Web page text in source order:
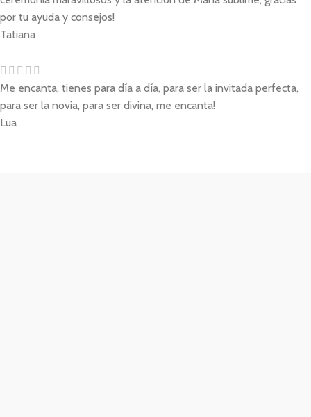
por tu ayuda y consejos!
Tatiana
Me encanta, tienes para día a día, para ser la invitada perfecta,
para ser la novia, para ser divina, me encanta!
Lua